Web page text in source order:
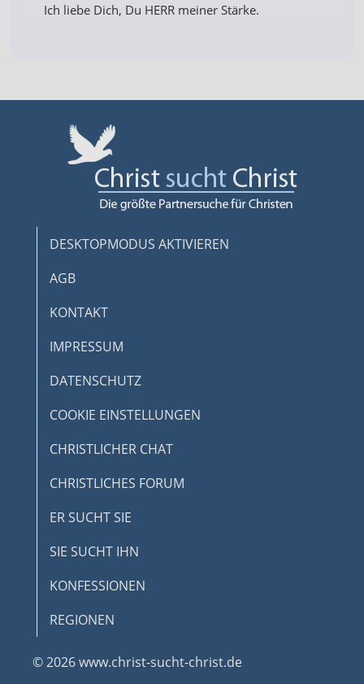
Ich liebe Dich, Du HERR meiner Stärke.
DESKTOPMODUS AKTIVIEREN
AGB
KONTAKT
IMPRESSUM
DATENSCHUTZ
COOKIE EINSTELLUNGEN
CHRISTLICHER CHAT
CHRISTLICHES FORUM
ER SUCHT SIE
SIE SUCHT IHN
KONFESSIONEN
REGIONEN
© 2026 www.christ-sucht-christ.de